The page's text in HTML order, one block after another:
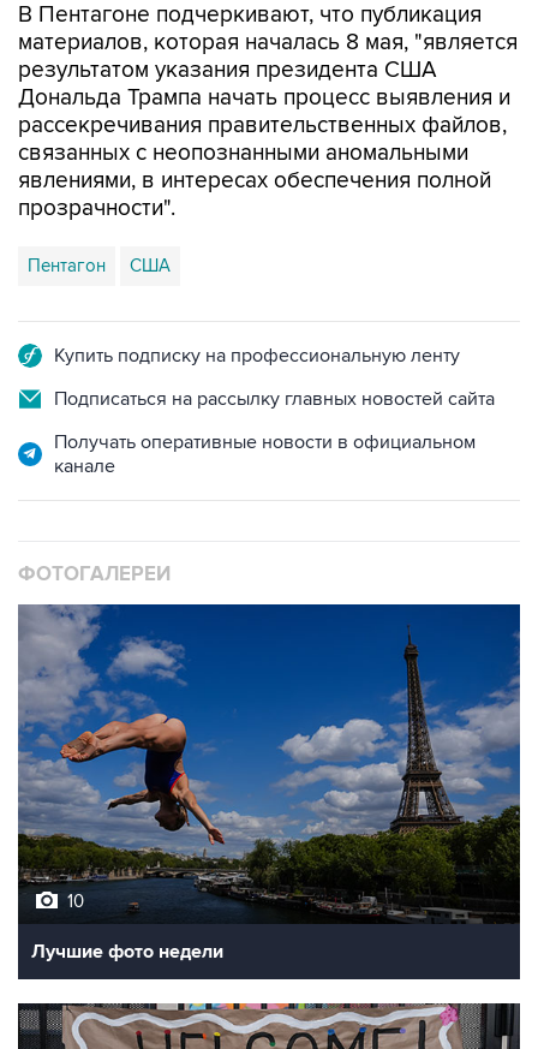
В Пентагоне подчеркивают, что публикация
материалов, которая началась 8 мая, "является
результатом указания президента США
Дональда Трампа начать процесс выявления и
рассекречивания правительственных файлов,
связанных с неопознанными аномальными
явлениями, в интересах обеспечения полной
прозрачности".
Пентагон США
Купить подписку на профессиональную ленту
Подписаться на рассылку главных новостей сайта
Получать оперативные новости в официальном
канале
ФОТОГАЛЕРЕИ
10
Лучшие фото недели